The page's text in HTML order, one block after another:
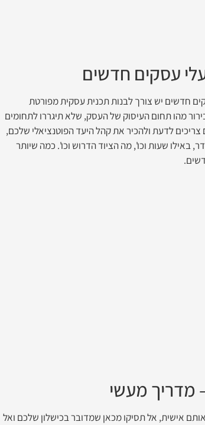
עסקים חדשים
חדשים יש צורך לבנות תכנית עסקית מפורטת
מהו תחום העיסוק של העסק, שלא תיגררו לתחומים
לדעת ולהכיר את קהל היעד הפוטנציאלי שלכם,
באילו שעות וכו', מה הציוד הדרוש וכו'. כמה שיותר
מדריך מעשי
אישית, אל תסיקו מכאן שמדובר בכישלון שלכם ואל